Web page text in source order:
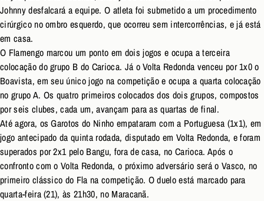
Johnny desfalcará a equipe. O atleta foi submetido a um procedimento
cirúrgico no ombro esquerdo, que ocorreu sem intercorrências, e já está
em casa.
O Flamengo marcou um ponto em dois jogos e ocupa a terceira
colocação do grupo B do Carioca. Já o Volta Redonda venceu por 1x0 o
Boavista, em seu único jogo na competição e ocupa a quarta colocação
no grupo A. Os quatro primeiros colocados dos dois grupos, compostos
por seis clubes, cada um, avançam para as quartas de final.
Até agora, os Garotos do Ninho empataram com a Portuguesa (1x1), em
jogo antecipado da quinta rodada, disputado em Volta Redonda, e foram
superados por 2x1 pelo Bangu, fora de casa, no Carioca. Após o
confronto com o Volta Redonda, o próximo adversário será o Vasco, no
primeiro clássico do Fla na competição. O duelo está marcado para
quarta-feira (21), às 21h30, no Maracanã.